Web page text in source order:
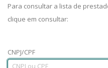
Para consultar a lista de
clique em consultar:
CNPJ/CPF